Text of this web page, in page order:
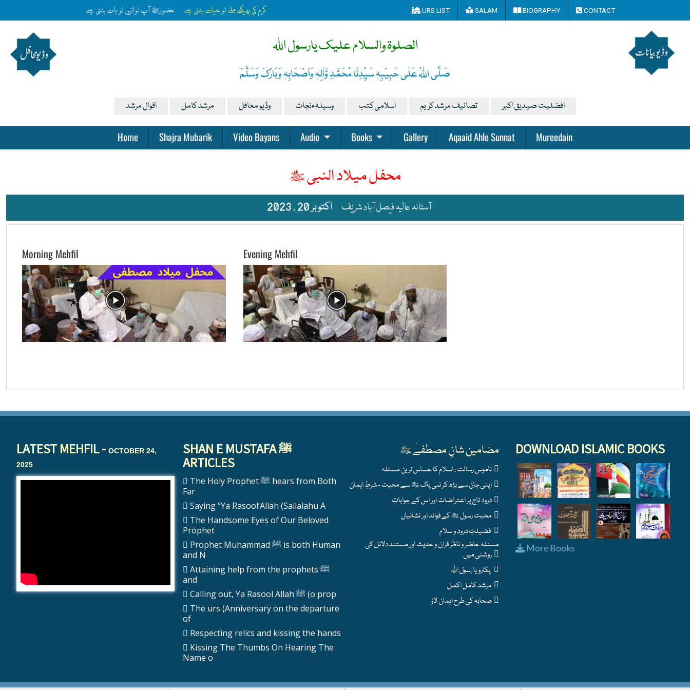
کرم کی بھیک ملے تو حیات بنتی ہے حضورﷺ آپ نوازیں تو بات بنتی ہے URS LIST SALAM BIOGRAPHY CONTACT
الصلوۃ والسلام علیک یارسول اللہ
صَلَّی اللہُ عَلٰی حَبِیْبِہٖ سَیِّدِنَا مُحَمَّدِ وَّاٰلِہٖ وَاَصْحَابِہٖ وَبَارَکَ وَسَلَّمْ
اقوال مرشد مرشد کامل وڈیو محافل وسیلہءنجات اسلامی کتب تصانیف مرشد کریم افضلیت صیدیق اکبر
Home Shajra Mubarik Video Bayans Audio Books Gallery Aqaaid Ahle Sunnat Mureedain
محفل میلاد النبی ﷺ
اکتوبر 20 , 2023 آستانہ عالیہ فیصل آباد شریف
Morning Mehfil Evening Mehfil
LATEST MEHFIL - OCTOBER 24,
2025
SHAN E MUSTAFA ﷺ
ARTICLES
The Holy Prophet ﷺ hears from Both
Far
Saying “Ya Rasool’Allah (Sallalahu A
The Handsome Eyes of Our Beloved
Prophet
Prophet Muhammad ﷺ is both Human
and N
Attaining help from the prophets ﷺ
and
Calling out, Ya Rasool Allah ﷺ (o prop
The urs (Anniversary on the departure
of
Respecting relics and kissing the hands
Kissing The Thumbs On Hearing The
Name o
مضامین شانِ مصطفےٰ ﷺ
مسئلہ حاضر و ناظر قران و حدیث اور مستند دلائل کی
DOWNLOAD ISLAMIC BOOKS
More Books